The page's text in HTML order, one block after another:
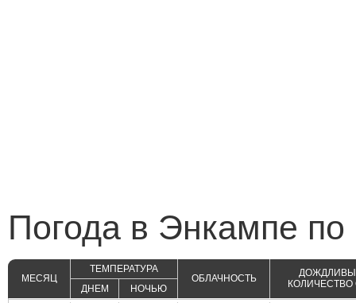
Погода в Энкампе
МЕСЯЦ
ТЕМПЕРАТУРА
ОБЛАЧНОСТЬ
КОЛИЧЕСТВО
ДНЕМ
НОЧЬЮ